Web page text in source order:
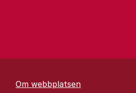
Om webbplatsen